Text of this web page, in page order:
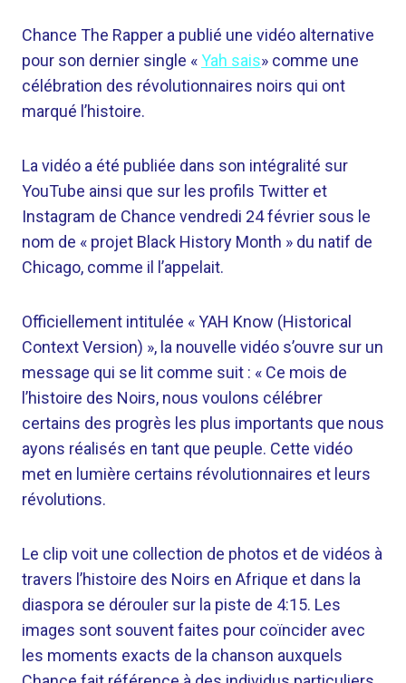
Chance The Rapper a publié une vidéo alternative
pour son dernier single «Yah sais» comme une
célébration des révolutionnaires noirs qui ont
marqué l’histoire.
La vidéo a été publiée dans son intégralité sur
YouTube ainsi que sur les profils Twitter et
Instagram de Chance vendredi 24 février sous le
nom de « projet Black History Month » du natif de
Chicago, comme il l’appelait.
Officiellement intitulée « YAH Know (Historical
Context Version) », la nouvelle vidéo s’ouvre sur un
message qui se lit comme suit : « Ce mois de
l’histoire des Noirs, nous voulons célébrer
certains des progrès les plus importants que nous
ayons réalisés en tant que peuple. Cette vidéo
met en lumière certains révolutionnaires et leurs
révolutions.
Le clip voit une collection de photos et de vidéos à
travers l’histoire des Noirs en Afrique et dans la
diaspora se dérouler sur la piste de 4:15. Les
images sont souvent faites pour coïncider avec
les moments exacts de la chanson auxquels